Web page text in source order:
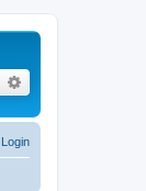
Cerca
Login